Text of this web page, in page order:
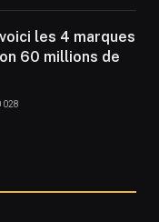
les 4 marques
60 millions de
028